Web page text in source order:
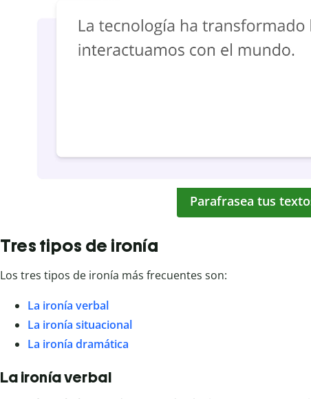
Parafrasea tus
Tres tipos de ironía
Los tres tipos de ironía más frecuentes son:
La ironía verbal
La ironía situacional
La ironía dramática
La ironía verbal